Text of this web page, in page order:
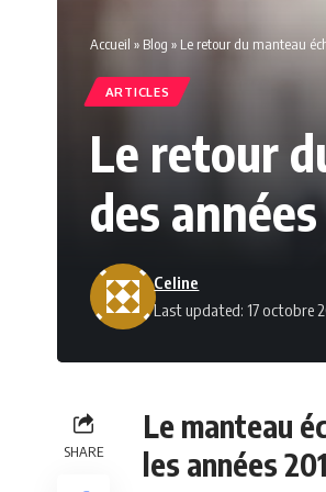
Accueil » Blog » Le retour du manteau
ARTICLES
Le retour
des
Last updated: 17 octobre
Celine
SHARE
Le manteau
les années